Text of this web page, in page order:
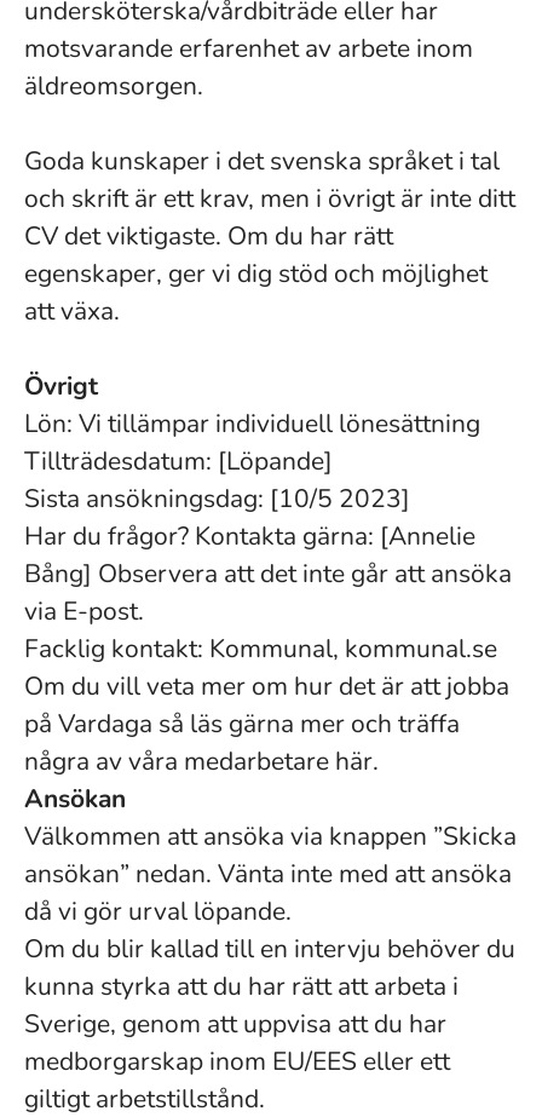
undersköterska/vårdbiträde eller har
motsvarande erfarenhet av arbete inom
äldreomsorgen.
Goda kunskaper i det svenska språket i tal
och skrift är ett krav, men i övrigt är inte ditt
CV det viktigaste. Om du har rätt
egenskaper, ger vi dig stöd och möjlighet
att växa.
Övrigt
Lön: Vi tillämpar individuell lönesättning
Tillträdesdatum: [Löpande]
Sista ansökningsdag: [10/5 2023]
Har du frågor? Kontakta gärna: [Annelie
Bång] Observera att det inte går att ansöka
via E-post.
Facklig kontakt: Kommunal, kommunal.se
Om du vill veta mer om hur det är att jobba
på Vardaga så läs gärna mer och träffa
några av våra medarbetare här.
Ansökan
Välkommen att ansöka via knappen ”Skicka
ansökan” nedan. Vänta inte med att ansöka
då vi gör urval löpande.
Om du blir kallad till en intervju behöver du
kunna styrka att du har rätt att arbeta i
Sverige, genom att uppvisa att du har
medborgarskap inom EU/EES eller ett
giltigt arbetstillstånd.